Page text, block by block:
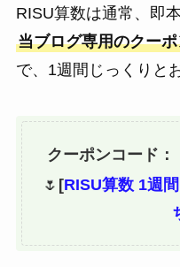
RISU算数は通常、即
当ブログ専用のクー
で、1週間じっくりと
クーポンコード：
🌷 [RISU算数 1週